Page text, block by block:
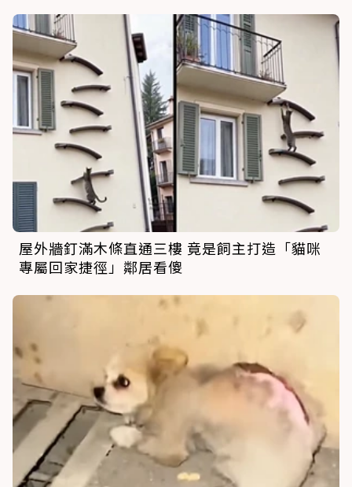
屋外牆釘滿木條直通三樓 竟是飼主打造「貓咪
專屬回家捷徑」鄰居看傻